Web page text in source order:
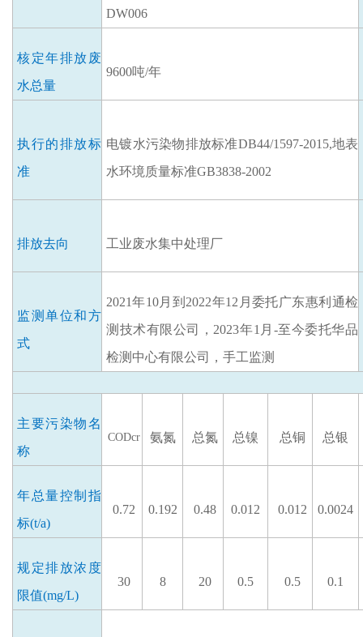
DW006
核定年排放废
水总量
9600吨/年
执行的排放标
准
电镀水污染物排放标准DB44/1597-2015,地表
水环境质量标准GB3838-2002
排放去向 工业废水集中处理厂
监测单位和方
式
2021年10月到2022年12月委托广东惠利通检
测技术有限公司，2023年1月-至今委托华品
检测中心有限公司， 手工监测
主要污染物名
称
CODcr 氨氮 总氮 总镍 总铜 总银
年总量控制指
标(t/a)
0.72 0.192 0.48 0.012 0.012 0.0024
规定排放浓度
限值(mg/L)
30 8 20 0.5 0.5 0.1